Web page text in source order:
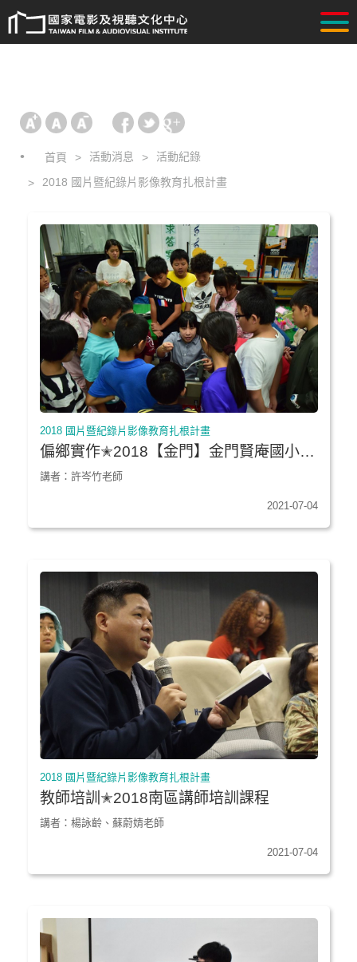
首頁 活動消息
活動紀錄
2018 國片暨紀錄片影像教育扎根計畫
2018 國片暨紀錄片影像教育扎根計畫
偏鄉實作✭2018【金門】金門賢庵國小垵
湖分校
講者：許岑竹老師
2021-07-04
2018 國片暨紀錄片影像教育扎根計畫
教師培訓✭2018南區講師培訓課程
講者：楊詠齡、蘇蔚婧老師
2021-07-04